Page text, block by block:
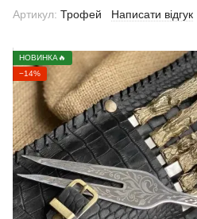
Артикул: Трофей Написати відгук
НОВИНКА🔥
−14%